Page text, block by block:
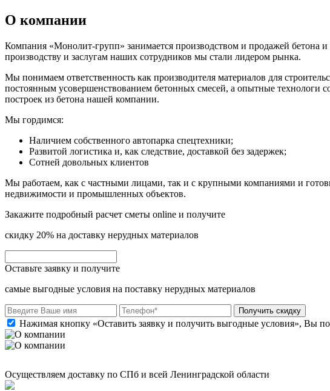
О компании
Компания «Монолит-групп» занимается производством и продажей бетона
производству и заслугам наших сотрудников мы стали лидером рынка.
Мы понимаем ответственность как производителя материалов для
постоянным усовершенствованием бетонных смесей, а опытные технологи
построек из бетона нашей компании.
Мы гордимся:
Наличием собственного автопарка спецтехники;
Развитой логистика и, как следствие, доставкой без задержек;
Сотней довольных клиентов
Мы работаем, как с частными лицами, так и с крупными компаниями и
недвижимости и промышленных объектов.
Закажите подробный расчет сметы online и получите
скидку 20% на доставку нерудных материалов
Оставьте заявку и получите
самые выгодные условия на поставку нерудных материалов
Получить скидку
Нажимая кнопку «Оставить заявку и получить выгодные условия», Вы
Осуществляем доставку по СПб и всей Ленинградской области